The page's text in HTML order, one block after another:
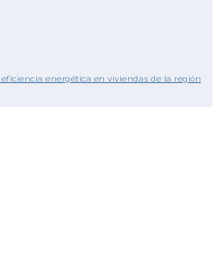
energética en viviendas de la región